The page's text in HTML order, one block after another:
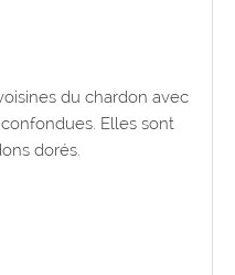
du chardon avec
Elles sont
dorés.